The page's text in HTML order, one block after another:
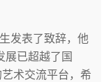
发表了致辞，他
展已超越了国
术交流平台，希